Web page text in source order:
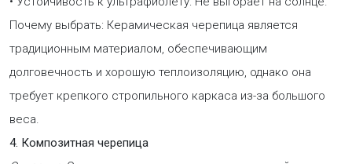
Почему выбрать: Керамическая черепица является
традиционным материалом, обеспечивающим
долговечность и хорошую теплоизоляцию, однако она
требует крепкого стропильного каркаса из-за большого
веса.
4. Композитная черепица